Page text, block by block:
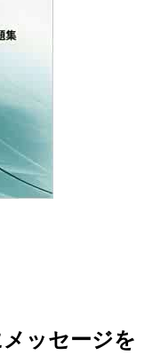
ッセージを